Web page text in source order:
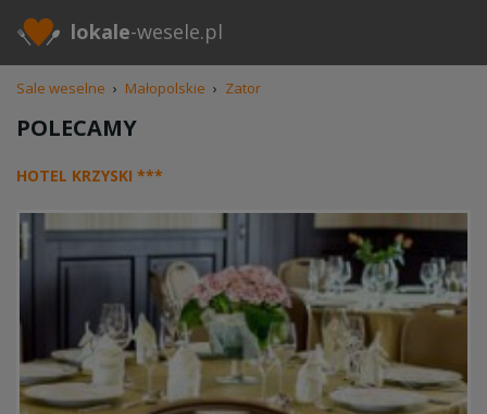
lokale-wesele.pl
Sale weselne › Małopolskie › Zator
POLECAMY
HOTEL KRZYSKI ***